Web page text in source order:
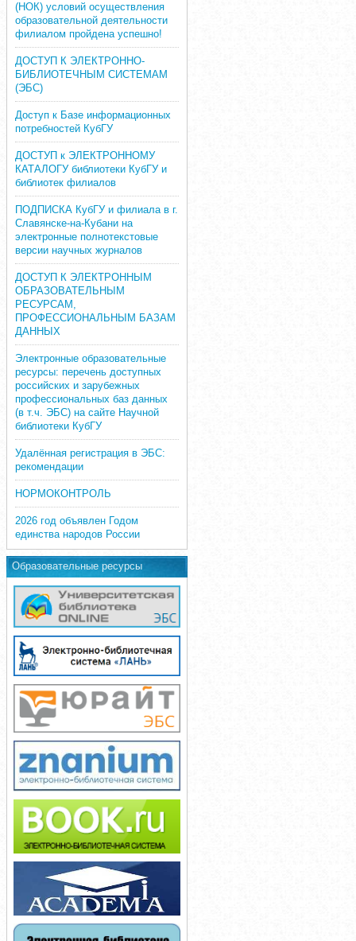
(НОК) условий осуществления
образовательной деятельности
филиалом пройдена успешно!
ДОСТУП К ЭЛЕКТРОННО-
БИБЛИОТЕЧНЫМ СИСТЕМАМ
(ЭБС)
Доступ к Базе информационных
потребностей КубГУ
ДОСТУП к ЭЛЕКТРОННОМУ
КАТАЛОГУ библиотеки КубГУ и
библиотек филиалов
ПОДПИСКА КубГУ и филиала в г.
Славянске-на-Кубани на
электронные полнотекстовые
версии научных журналов
ДОСТУП К ЭЛЕКТРОННЫМ
ОБРАЗОВАТЕЛЬНЫМ
РЕСУРСАМ,
ПРОФЕССИОНАЛЬНЫМ БАЗАМ
ДАННЫХ
Электронные образовательные
ресурсы: перечень доступных
российских и зарубежных
профессиональных баз данных
(в т.ч. ЭБС) на сайте Научной
библиотеки КубГУ
Удалённая регистрация в ЭБС:
рекомендации
НОРМОКОНТРОЛЬ
2026 год объявлен Годом
единства народов России
Образовательные ресурсы